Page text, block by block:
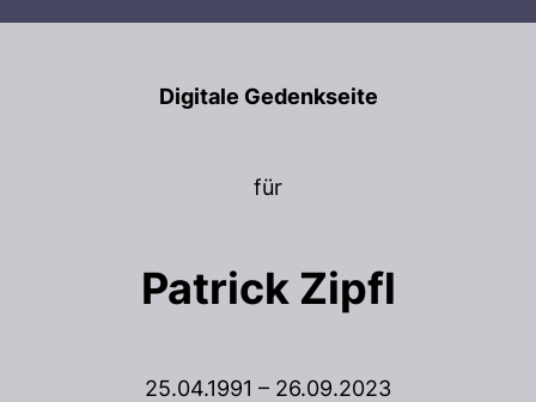
Digitale Gedenkseite
für
Patrick Zipfl
25.04.1991 – 26.09.2023